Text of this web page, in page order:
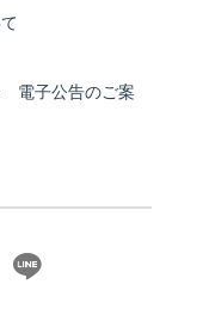
電子公告のご案